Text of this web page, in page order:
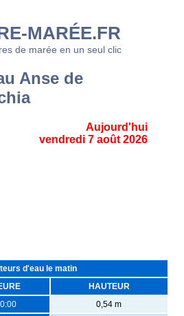
MARÉE.FR
de marée en un seul clic
Anse de
Aujourd'hui
vendredi 7 août 2026
d'eau le matin
HAUTEUR
0,54 m